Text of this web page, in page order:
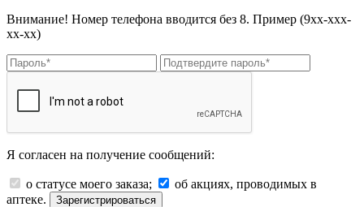
Внимание! Номер телефона вводится без 8. Пример (9хх-ххх-
хх-хх)
Я согласен на получение сообщений:
о статусе моего заказа;
об акциях, проводимых в
аптеке.
Зарегистрироваться